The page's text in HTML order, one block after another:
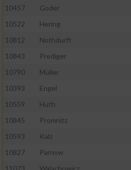
10457
Goder
10522
Hering
10812
Nothdurft
10843
Prediger
10790
Müller
10393
Engel
10559
Huth
10845
Promnitz
10593
Kalz
10827
Parnow